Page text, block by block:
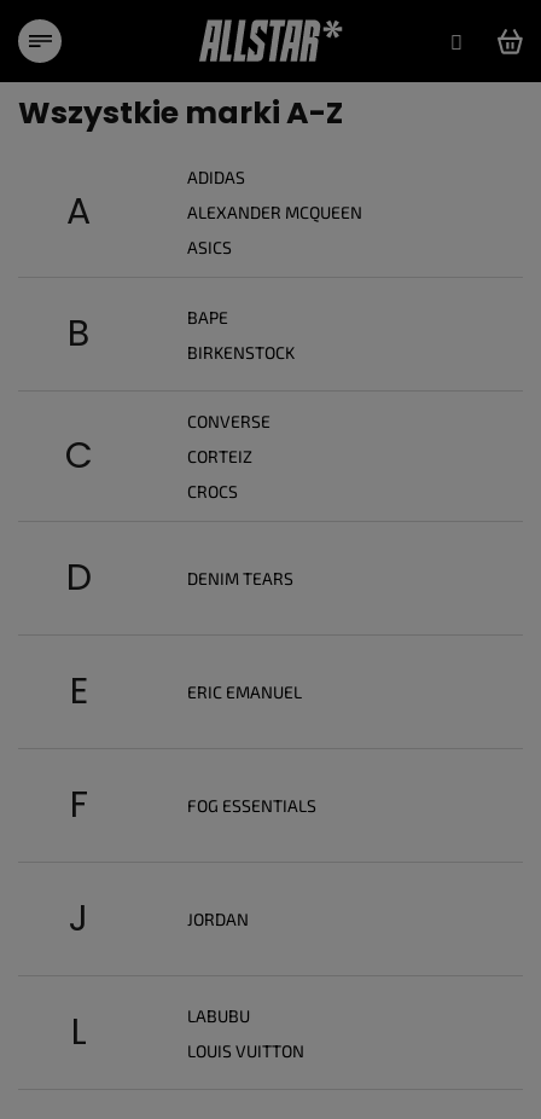
treści
Wszystkie marki A-Z
A
ADIDAS
ALEXANDER MCQUEEN
ASICS
B
BAPE
BIRKENSTOCK
C
CONVERSE
CORTEIZ
CROCS
D DENIM TEARS
E ERIC EMANUEL
F FOG ESSENTIALS
J JORDAN
L
LABUBU
LOUIS VUITTON